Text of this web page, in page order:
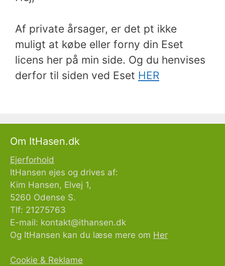
Af private årsager, er det pt ikke
muligt at købe eller forny din Eset
licens her på min side. Og du henvises
derfor til siden ved Eset HER
Om ItHasen.dk
Ejerforhold
ItHansen ejes og drives af:
Kim Hansen, Elvej 1,
5260 Odense S.
Tlf: 21275763
E-mail: kontakt@ithansen.dk
Og ItHansen kan du læse mere om Her
Cookie & Reklame